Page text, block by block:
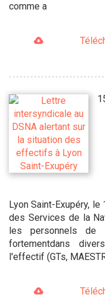
comme a
Lyon Saint-Exupéry,
des Services de la
les personnels de
fortementdans
l'effectif (GTs,